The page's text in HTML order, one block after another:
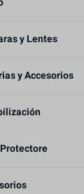
y Lentes
y Accesorios